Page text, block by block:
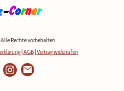
Rechte vorbehalten.
| AGB| Vertrag widerrufen